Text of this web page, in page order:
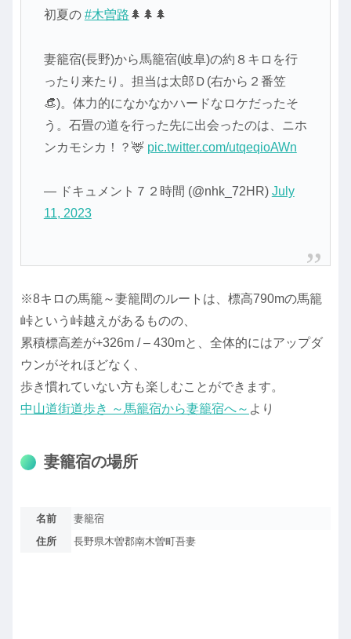
初夏の #木曽路 🌲🌲🌲
妻籠宿(長野)から馬籠宿(岐阜)の約８キロを行
ったり来たり。担当は太郎Ｄ(右から２番笠
👒)。体力的になかなかハードなロケだったそ
う。石畳の道を行った先に出会ったのは、ニホ
ンカモシカ！？🦌 pic.twitter.com/utqeqioAWn
— ドキュメント７２時間 (@nhk_72HR) July
11, 2023
※8キロの馬籠～妻籠間のルートは、標高790mの馬籠
峠という峠越えがあるものの、
累積標高差が+326m / – 430mと、全体的にはアップダ
ウンがそれほどなく、
歩き慣れていない方も楽しむことができます。
中山道街道歩き ～馬籠宿から妻籠宿へ～ より
妻籠宿の場所
名前
妻籠宿
住所
長野県木曽郡南木曽町吾妻